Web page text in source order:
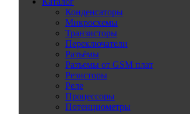
Конденсаторы
Микросхемы
Транзисторы
Переключатели
Разъёмы
Разъемы от GSM плат
Резисторы
Реле
Процессоры
Потенциометры